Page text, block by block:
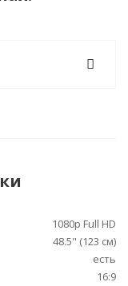
1080p Full HD
48.5" (123 см)
есть
16:9